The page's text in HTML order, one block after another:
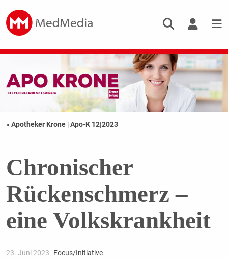
« Apotheker Krone |Apo-K 12|2023
Chronischer
Rückenschmerz –
eine Volkskrankheit
23. Juni 2023 Focus/Initiative